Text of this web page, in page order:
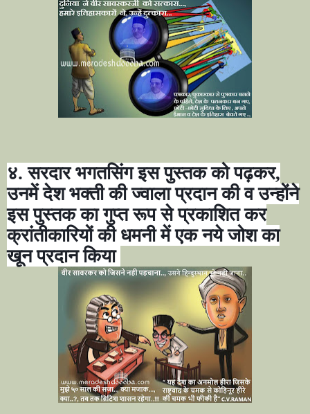
४. सरदार भगतसिंग इस पुस्तक को पढ़कर,
उनमें देश भक्ती की ज्वाला प्रदान की व उन्होंने
इस पुस्तक का गुप्त रूप से प्रकाशित कर
क्रांतीकारियों की धमनी में एक नये जोश का
खून प्रदान किया